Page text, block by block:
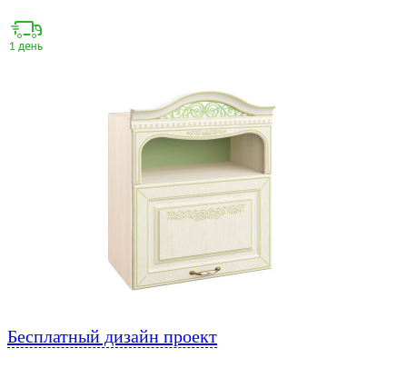
Бесплатный дизайн проект